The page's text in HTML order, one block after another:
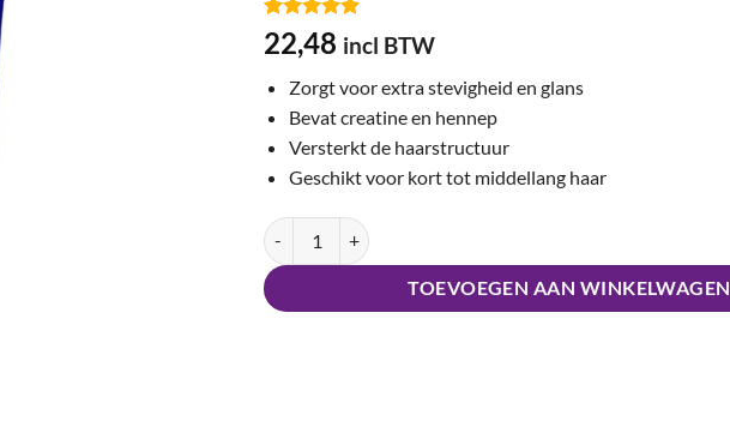
Gewaardeerd
5op 5
op
5
klant
waarderingen
22,48 incl BTW
Zorgt voor extra stevigheid en glans
Bevat creatine en hennep
Versterkt de haarstructuur
Geschikt voor kort tot middellang haar
Keune Classic Gel aantal
TOEVOEGEN AAN WINKELWAGEN